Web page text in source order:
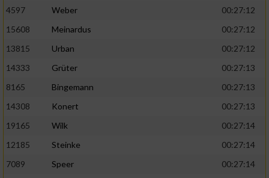
4597
Weber
00:27:12
15608
Meinardus
00:27:12
13815
Urban
00:27:12
14333
Grüter
00:27:13
8165
Bingemann
00:27:13
14308
Konert
00:27:13
19165
Wilk
00:27:14
12185
Steinke
00:27:14
7089
Speer 00:27:14